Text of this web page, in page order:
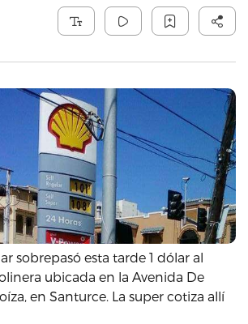
sobrepasó esta tarde 1 dólar al
ubicada en la Avenida De
en Santurce. La super cotiza allí